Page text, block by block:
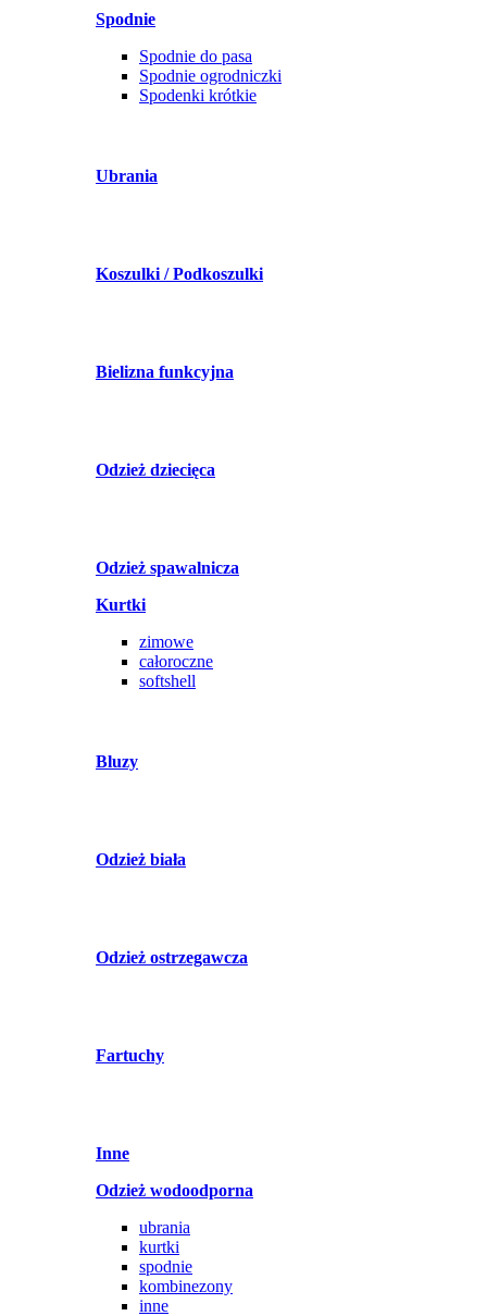
Spodnie
Spodnie do pasa
Spodnie ogrodniczki
Spodenki krótkie
Ubrania
Koszulki / Podkoszulki
Bielizna funkcyjna
Odzież dziecięca
Odzież spawalnicza
Kurtki
zimowe
całoroczne
softshell
Bluzy
Odzież biała
Odzież ostrzegawcza
Fartuchy
Inne
Odzież wodoodporna
ubrania
kurtki
spodnie
kombinezony
inne